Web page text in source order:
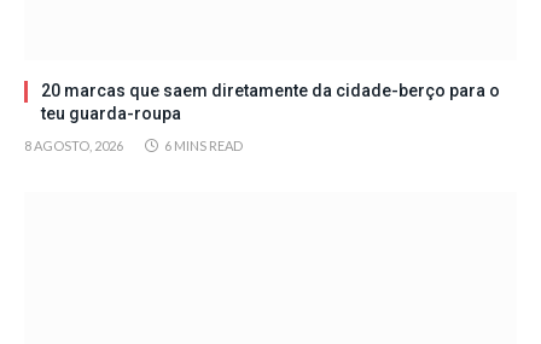
20 marcas que saem diretamente da cidade-berço para o
teu guarda-roupa
8 AGOSTO, 2026 6 MINS READ